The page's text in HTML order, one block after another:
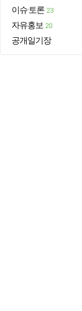
이슈·토론 23
자유홍보 20
공개일기장